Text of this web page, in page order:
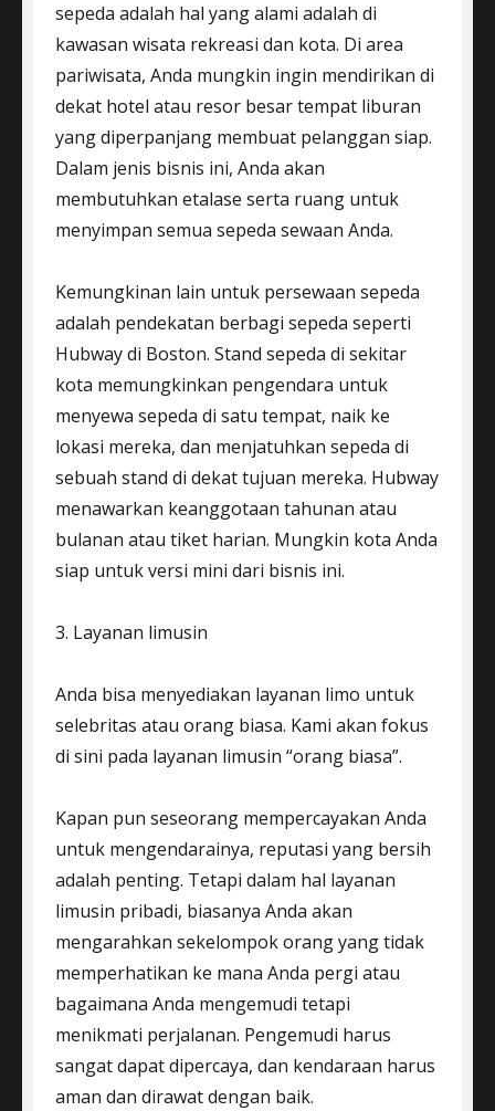
sepeda adalah hal yang alami adalah di
kawasan wisata rekreasi dan kota. Di area
pariwisata, Anda mungkin ingin mendirikan di
dekat hotel atau resor besar tempat liburan
yang diperpanjang membuat pelanggan siap.
Dalam jenis bisnis ini, Anda akan
membutuhkan etalase serta ruang untuk
menyimpan semua sepeda sewaan Anda.
Kemungkinan lain untuk persewaan sepeda
adalah pendekatan berbagi sepeda seperti
Hubway di Boston. Stand sepeda di sekitar
kota memungkinkan pengendara untuk
menyewa sepeda di satu tempat, naik ke
lokasi mereka, dan menjatuhkan sepeda di
sebuah stand di dekat tujuan mereka. Hubway
menawarkan keanggotaan tahunan atau
bulanan atau tiket harian. Mungkin kota Anda
siap untuk versi mini dari bisnis ini.
3. Layanan limusin
Anda bisa menyediakan layanan limo untuk
selebritas atau orang biasa. Kami akan fokus
di sini pada layanan limusin “orang biasa”.
Kapan pun seseorang mempercayakan Anda
untuk mengendarainya, reputasi yang bersih
adalah penting. Tetapi dalam hal layanan
limusin pribadi, biasanya Anda akan
mengarahkan sekelompok orang yang tidak
memperhatikan ke mana Anda pergi atau
bagaimana Anda mengemudi tetapi
menikmati perjalanan. Pengemudi harus
sangat dapat dipercaya, dan kendaraan harus
aman dan dirawat dengan baik.